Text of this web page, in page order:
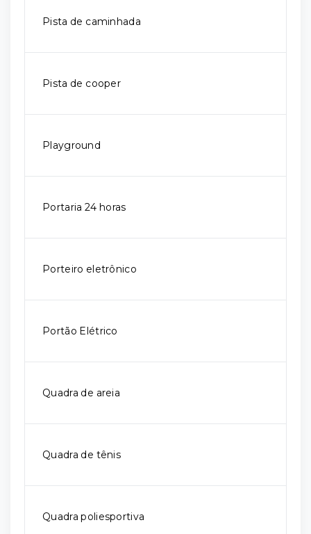
Pista de caminhada
Pista de cooper
Playground
Portaria 24 horas
Porteiro eletrônico
Portão Elétrico
Quadra de areia
Quadra de tênis
Quadra poliesportiva